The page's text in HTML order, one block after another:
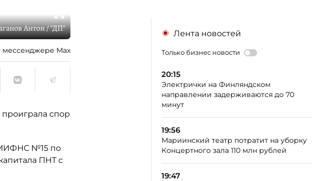
Антон / "ДП"
мессенджере Max
спор
МИФНС №15 по
ПНТ с
Лента новостей
Только бизнес новости
20:15
Электрички на Финляндском
направлении задерживаются до 70
минут
19:56
Мариинский театр потратит на уборку
Концертного зала 110 млн рублей
19:47